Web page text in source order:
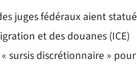
juges fédéraux aient statué
et des douanes (ICE)
sursis discrétionnaire » pour